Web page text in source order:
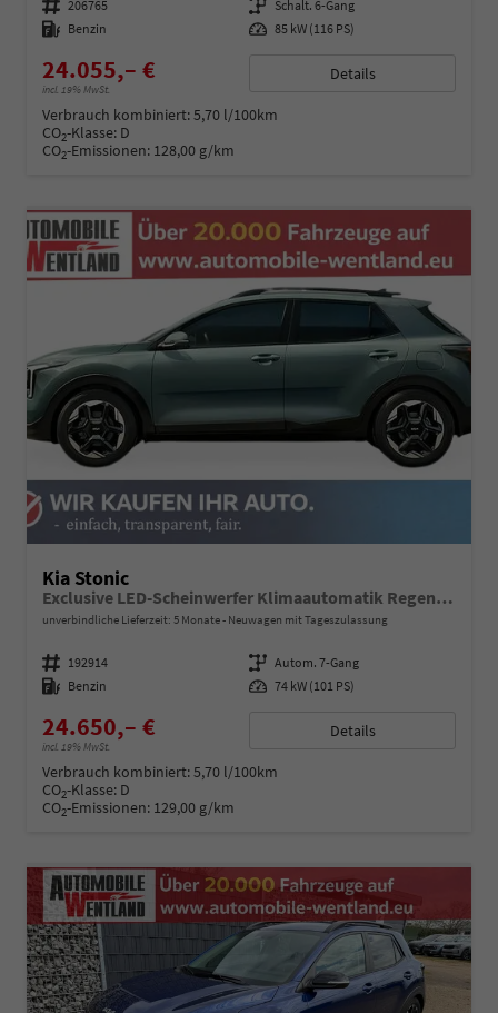
Fahrzeugnummer 206765 Getriebe Schalt. 6-Gang
Kraftstoff Benzin Leistung 85 kW (116 PS)
24.055,– €
incl. 19% MwSt.
Details
Verbrauch kombiniert:5,70 l/100km
CO2-Klasse: D
CO2-Emissionen: 128,00 g/km
Kia Stonic
Exclusive LED-Scheinwerfer Klimaautomatik Regensensor Sitzheizung Kamera PDC v+h
unverbindliche Lieferzeit: 5 Monate Neuwagen mit Tageszulassung
Fahrzeugnummer 192914 Getriebe Autom. 7-Gang
Kraftstoff Benzin Leistung 74 kW (101 PS)
24.650,– €
incl. 19% MwSt.
Details
Verbrauch kombiniert:5,70 l/100km
CO2-Klasse: D
CO2-Emissionen: 129,00 g/km